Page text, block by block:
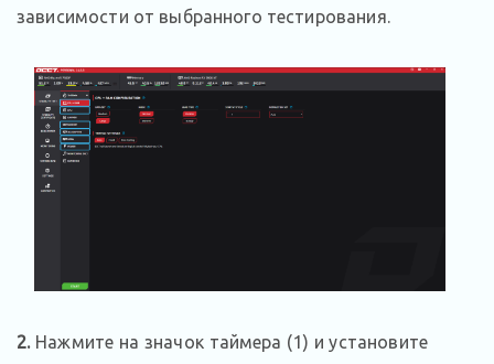
зависимости от выбранного тестирования.
2.Нажмите на значок таймера (1) и установите